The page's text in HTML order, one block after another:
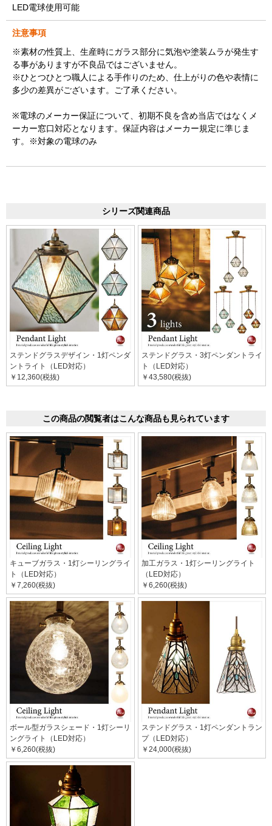
LED電球使用可能
注意事項
※素材の性質上、生産時にガラス部分に気泡や塗装ムラが発生す
る事がありますが不良品ではございません。
※ひとつひとつ職人による手作りのため、仕上がりの色や表情に
多少の差異がございます。ご了承ください。
※電球のメーカー保証について、初期不良を含め当店ではなくメ
ーカー窓口対応となります。保証内容はメーカー規定に準じま
す。※対象の電球のみ
シリーズ関連商品
ステンドグラスデザイン・1灯ペンダ
ントライト（LED対応）
￥12,360(税抜)
ステンドグラス・3灯ペンダントライ
ト（LED対応）
￥43,580(税抜)
この商品の閲覧者はこんな商品も見られています
キューブガラス・1灯シーリングライ
ト（LED対応）
￥7,260(税抜)
加工ガラス・1灯シーリングライト
（LED対応）
￥6,260(税抜)
ボール型ガラスシェード・1灯シーリ
ングライト（LED対応）
￥6,260(税抜)
ステンドグラス・1灯ペンダントラン
プ（LED対応）
￥24,000(税抜)